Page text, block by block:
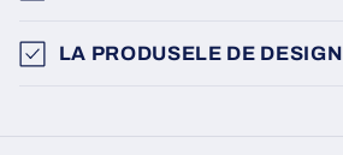
LA PRODUSELE DE DESIGN